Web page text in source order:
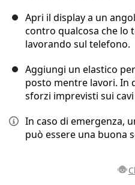
Apri il display a un
contro qualcosa che lo
lavorando sul telefono.
Aggiungi un elastico
posto mentre lavori. In
sforzi imprevisti sui
In caso di emergenza,
può essere una buona